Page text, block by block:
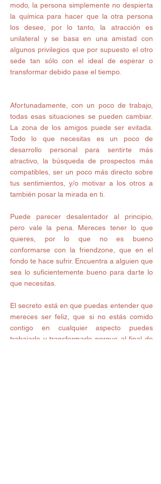
modo, la persona simplemente no despierta
la química para hacer que la otra persona
los desee, por lo tanto, la atracción es
unilateral y se basa en una amistad con
algunos privilegios que por supuesto el otro
sede tan sólo con el ideal de esperar o
transformar debido pase el tiempo.
Afortunadamente, con un poco de trabajo,
todas esas situaciones se pueden cambiar.
La zona de los amigos puede ser evitada.
Todo lo que necesitas es un poco de
desarrollo personal para sentirte más
atractivo, la búsqueda de prospectos más
compatibles, ser un poco más directo sobre
tus sentimientos, y/o motivar a los otros a
también posar la mirada en ti.
Puede parecer desalentador al principio,
pero vale la pena. Mereces tener lo que
quieres, por lo que no es bueno
conformarse con la friendzone, que en el
fondo te hace sufrir. Encuentra a alguien que
sea lo suficientemente bueno para darte lo
que necesitas.
El secreto está en que puedas entender que
mereces ser feliz, que si no estás comido
contigo en cualquier aspecto puedes
trabajarlo y transformarlo porque al final de